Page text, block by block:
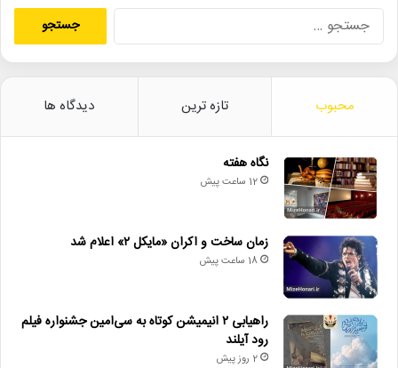
محبوب تازه ترین دیدگاه ها
نگاه هفته
12 ساعت پیش
زمان ساخت و اکران «مایکل ۲» اعلام شد
18 ساعت پیش
راهیابی ۲ انیمیشن کوتاه به سی‌امین جشنواره فیلم
رود آیلند
2 روز پیش